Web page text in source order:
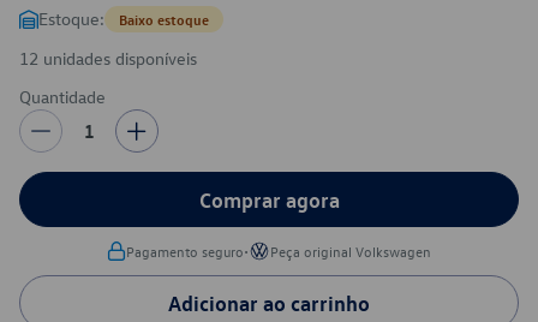
Estoque: Baixo estoque
12 unidades disponíveis
Quantidade
1
Comprar agora
Pagamento seguro• Peça original Volkswagen
Adicionar ao carrinho